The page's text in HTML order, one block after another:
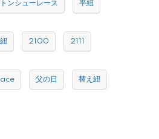
ンシューレース 平紐
2100 2111
父の日 替え紐